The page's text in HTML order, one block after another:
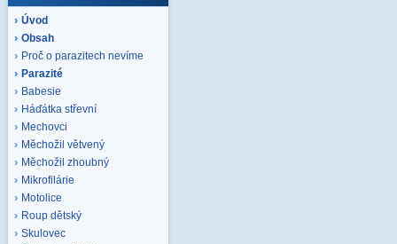
Úvod
Obsah
Proč o parazitech nevíme
Parazité
Babesie
Háďátka střevní
Mechovci
Měchožil větvený
Měchožil zhoubný
Mikrofilárie
Motolice
Roup dětský
Skulovec